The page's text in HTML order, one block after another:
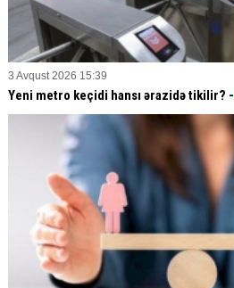
3 Avqust 2026 15:39
Yeni metro keçidi hansı ərazidə tikilir? -